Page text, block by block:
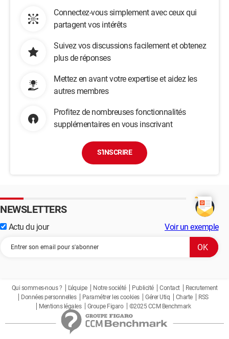
Connectez-vous simplement avec ceux qui
partagent vos intérêts
Suivez vos discussions facilement et obtenez
plus de réponses
Mettez en avant votre expertise et aidez les
autres membres
Profitez de nombreuses fonctionnalités
supplémentaires en vous inscrivant
S'INSCRIRE
NEWSLETTERS
Actu du jour Voir un exemple
Qui sommes-nous ? L'équipe Notre société Publicité Contact
Recrutement
Données personnelles
Paramétrer les cookies Gérer Utiq Charte
RSS
Mentions légales
Groupe Figaro ©2025 CCM Benchmark